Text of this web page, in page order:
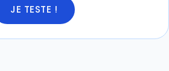
JE TESTE !